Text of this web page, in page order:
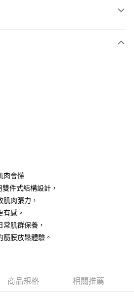
之後才付款」的支付方式。 讓您購物簡單
綁卡、不需儲值。
認證，即可結帳。
，再付款。
程】
享後付」後，將跳轉至「AFTEE先享後付」
需立刻繳費，但若您需要取消訂單，請聯絡
含以上)免運費
肉會懂
件式結構設計，
肉張力，
感。
肌群保養，
膜放鬆體驗。
商品規格 相關推薦